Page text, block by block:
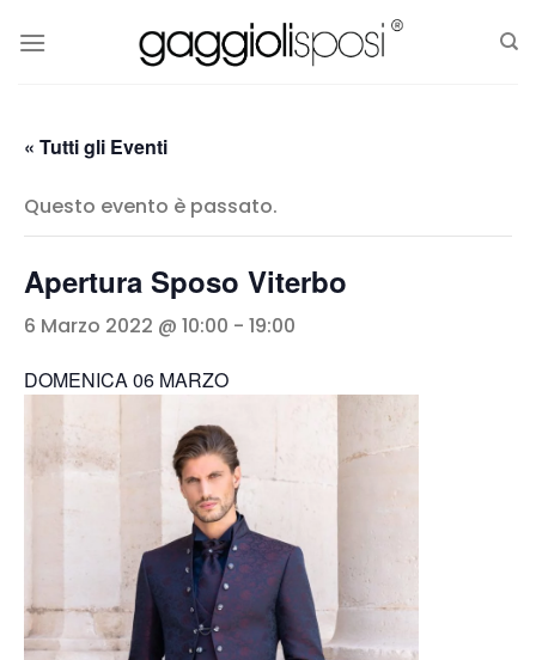
« Tutti gli Eventi
Questo evento è passato.
Apertura Sposo Viterbo
6 Marzo 2022 @ 10:00 - 19:00
DOMENICA 06 MARZO